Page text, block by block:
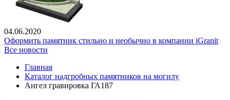
04.06.2020
Оформить памятник стильно и необычно в компании iGranit
Все новости
Главная
Каталог надгробных памятников на могилу
Ангел гравировка ГА187